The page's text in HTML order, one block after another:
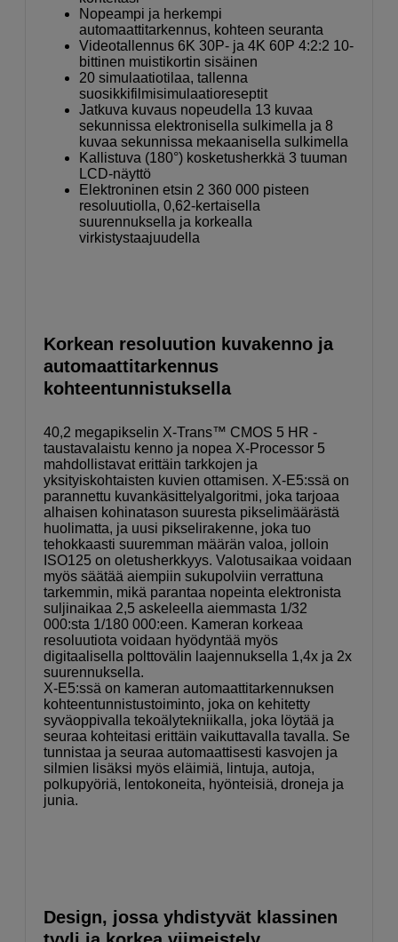
Nopeampi ja herkempi
automaattitarkennus, kohteen seuranta
Videotallennus 6K 30P- ja 4K 60P 4:2:2 10-
bittinen muistikortin sisäinen
20 simulaatiotilaa, tallenna
suosikkifilmisimulaatioreseptit
Jatkuva kuvaus nopeudella 13 kuvaa
sekunnissa elektronisella sulkimella ja 8
kuvaa sekunnissa mekaanisella sulkimella
Kallistuva (180°) kosketusherkkä 3 tuuman
LCD-näyttö
Elektroninen etsin 2 360 000 pisteen
resoluutiolla, 0,62-kertaisella
suurennuksella ja korkealla
virkistystaajuudella
Korkean resoluution kuvakenno ja
automaattitarkennus
kohteentunnistuksella
40,2 megapikselin X-Trans™ CMOS 5 HR -
taustavalaistu kenno ja nopea X-Processor 5
mahdollistavat erittäin tarkkojen ja
yksityiskohtaisten kuvien ottamisen. X-E5:ssä on
parannettu kuvankäsittelyalgoritmi, joka tarjoaa
alhaisen kohinatason suuresta pikselimäärästä
huolimatta, ja uusi pikselirakenne, joka tuo
tehokkaasti suuremman määrän valoa, jolloin
ISO125 on oletusherkkyys. Valotusaikaa voidaan
myös säätää aiempiin sukupolviin verrattuna
tarkemmin, mikä parantaa nopeinta elektronista
suljinaikaa 2,5 askeleella aiemmasta 1/32
000:sta 1/180 000:een. Kameran korkeaa
resoluutiota voidaan hyödyntää myös
digitaalisella polttovälin laajennuksella 1,4x ja 2x
suurennuksella.
X-E5:ssä on kameran automaattitarkennuksen
kohteentunnistustoiminto, joka on kehitetty
syväoppivalla tekoälytekniikalla, joka löytää ja
seuraa kohteitasi erittäin vaikuttavalla tavalla. Se
tunnistaa ja seuraa automaattisesti kasvojen ja
silmien lisäksi myös eläimiä, lintuja, autoja,
polkupyöriä, lentokoneita, hyönteisiä, droneja ja
junia.
Design, jossa yhdistyvät klassinen